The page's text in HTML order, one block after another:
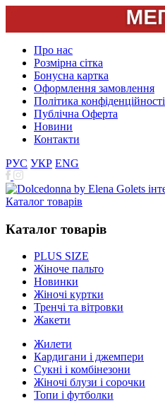
Про нас
Розмірна сітка
Бонусна картка
Оформлення замовлення
Політика конфіденційності
Публічна Оферта
Новини
Контакти
РУС УКР ENG
Каталог товарів
Каталог товарів
PLUS SIZE
Жіноче пальто
Новинки
Жіночі куртки
Тренчі та вітровки
Жакети
Жилети
Кардигани і джемпери
Сукні і комбінезони
Жіночі блузи і сорочки
Топи і футболки